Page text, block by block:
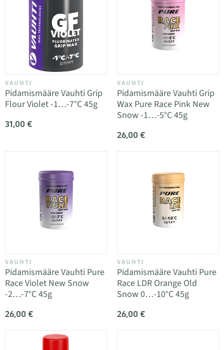
VAUHTI
Pidamismääre Vauhti Grip
Flour Violet -1…-7°C 45g
31,00 €
VAUHTI
Pidamismääre Vauhti Grip
Wax Pure Race Pink New
Snow -1…-5°C 45g
26,00 €
VAUHTI
Pidamismääre Vauhti Pure
Race Violet New Snow
-2…-7°C 45g
26,00 €
VAUHTI
Pidamismääre Vauhti Pure
Race LDR Orange Old
Snow 0…-10°C 45g
26,00 €